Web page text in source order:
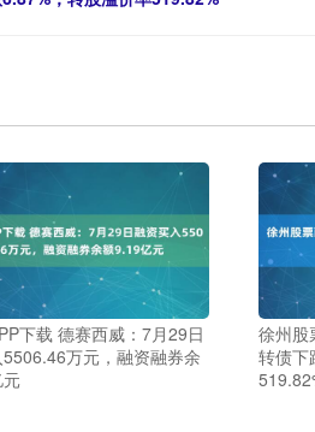
下载 德赛西威：7月29日
万元，融资融券余
徐州股
转债下